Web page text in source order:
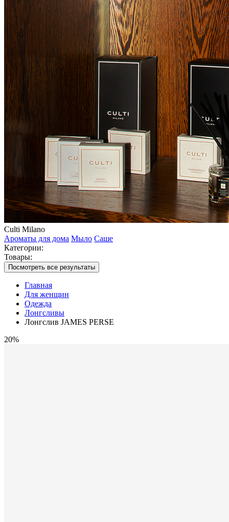
Culti Milano
Ароматы для дома Мыло Саше
Категории:
Товары:
Посмотреть все результаты
Главная
Для женщин
Одежда
Лонгсливы
Лонгслив JAMES PERSE
20%